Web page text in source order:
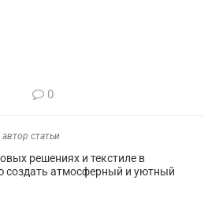
0
статьи
решениях и текстиле в
создать атмосферный и уютный